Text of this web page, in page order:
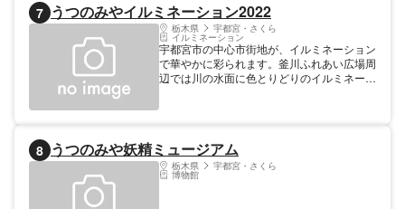
7 うつのみやイルミネーション2022
栃木県 宇都宮・さくら
イルミネーション
宇都宮市の中心市街地が、イルミネーション
で華やかに彩られます。釜川ふれあい広場周
辺では川の水面に色とりどりのイルミネーシ
もに、盛り沢山のステージイベントが楽しめ
ます。あなたもぜひ幻想的な雰囲気を楽しみ
ながら，中心市街地を探索してみてくださ
8 うつのみや妖精ミュージアム
栃木県 宇都宮・さくら
博物館